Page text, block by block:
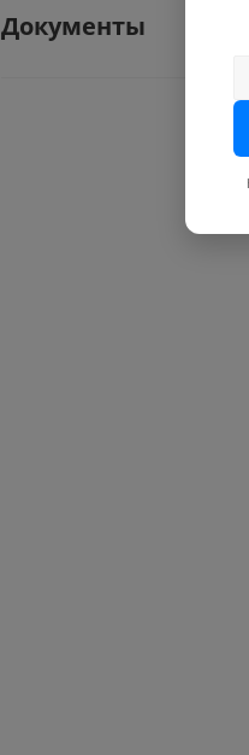
Документы